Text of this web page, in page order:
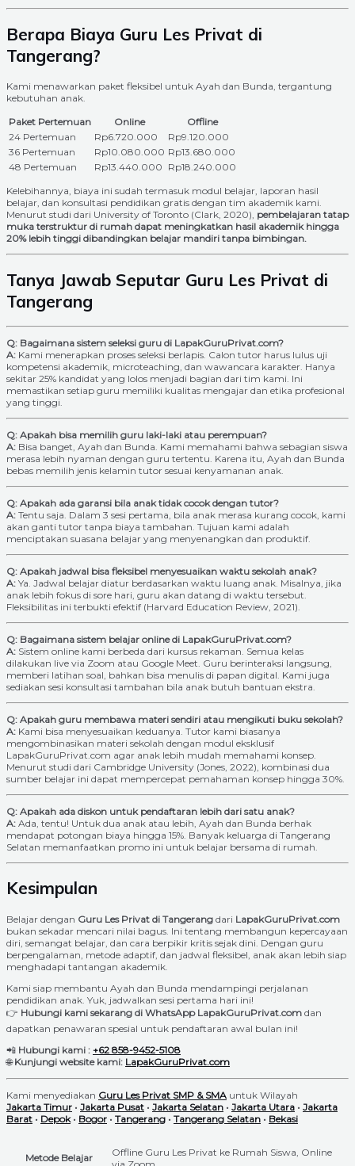
Berapa Biaya Guru Les Privat di
Tangerang?
Kami menawarkan paket fleksibel untuk Ayah dan Bunda, tergantung
kebutuhan anak.
Paket Pertemuan
Online
Offline
24 Pertemuan
Rp6.720.000
Rp9.120.000
36 Pertemuan
Rp10.080.000 Rp13.680.000
48 Pertemuan
Rp13.440.000 Rp18.240.000
Kelebihannya, biaya ini sudah termasuk modul belajar, laporan hasil
belajar, dan konsultasi pendidikan gratis dengan tim akademik kami.
Menurut studi dari University of Toronto (Clark, 2020), pembelajaran tatap
muka terstruktur di rumah dapat meningkatkan hasil akademik hingga
20% lebih tinggi dibandingkan belajar mandiri tanpa bimbingan.
Tanya Jawab Seputar Guru Les Privat di
Tangerang
Q: Bagaimana sistem seleksi guru di LapakGuruPrivat.com?
A: Kami menerapkan proses seleksi berlapis. Calon tutor harus lulus uji
kompetensi akademik, microteaching, dan wawancara karakter. Hanya
sekitar 25% kandidat yang lolos menjadi bagian dari tim kami. Ini
memastikan setiap guru memiliki kualitas mengajar dan etika profesional
yang tinggi.
Q: Apakah bisa memilih guru laki-laki atau perempuan?
A: Bisa banget, Ayah dan Bunda. Kami memahami bahwa sebagian siswa
merasa lebih nyaman dengan guru tertentu. Karena itu, Ayah dan Bunda
bebas memilih jenis kelamin tutor sesuai kenyamanan anak.
Q: Apakah ada garansi bila anak tidak cocok dengan tutor?
A: Tentu saja. Dalam 3 sesi pertama, bila anak merasa kurang cocok, kami
akan ganti tutor tanpa biaya tambahan. Tujuan kami adalah
menciptakan suasana belajar yang menyenangkan dan produktif.
Q: Apakah jadwal bisa fleksibel menyesuaikan waktu sekolah anak?
A: Ya. Jadwal belajar diatur berdasarkan waktu luang anak. Misalnya, jika
anak lebih fokus di sore hari, guru akan datang di waktu tersebut.
Fleksibilitas ini terbukti efektif (Harvard Education Review, 2021).
Q: Bagaimana sistem belajar online di LapakGuruPrivat.com?
A: Sistem online kami berbeda dari kursus rekaman. Semua kelas
dilakukan live via Zoom atau Google Meet. Guru berinteraksi langsung,
memberi latihan soal, bahkan bisa menulis di papan digital. Kami juga
sediakan sesi konsultasi tambahan bila anak butuh bantuan ekstra.
Q: Apakah guru membawa materi sendiri atau mengikuti buku sekolah?
A: Kami bisa menyesuaikan keduanya. Tutor kami biasanya
mengombinasikan materi sekolah dengan modul eksklusif
LapakGuruPrivat.com agar anak lebih mudah memahami konsep.
Menurut studi dari Cambridge University (Jones, 2022), kombinasi dua
sumber belajar ini dapat mempercepat pemahaman konsep hingga 30%.
Q: Apakah ada diskon untuk pendaftaran lebih dari satu anak?
A: Ada, tentu! Untuk dua anak atau lebih, Ayah dan Bunda berhak
mendapat potongan biaya hingga 15%. Banyak keluarga di Tangerang
Selatan memanfaatkan promo ini untuk belajar bersama di rumah.
Kesimpulan
Belajar dengan Guru Les Privat di Tangerang dari LapakGuruPrivat.com
bukan sekadar mencari nilai bagus. Ini tentang membangun kepercayaan
diri, semangat belajar, dan cara berpikir kritis sejak dini. Dengan guru
berpengalaman, metode adaptif, dan jadwal fleksibel, anak akan lebih siap
menghadapi tantangan akademik.
Kami siap membantu Ayah dan Bunda mendampingi perjalanan
pendidikan anak. Yuk, jadwalkan sesi pertama hari ini!
👉 Hubungi kami sekarang di WhatsApp LapakGuruPrivat.com dan
dapatkan penawaran spesial untuk pendaftaran awal bulan ini!
📲 Hubungi kami : +62 858-9452-5108
🌐Kunjungi website kami: LapakGuruPrivat.com
Kami menyediakan Guru Les Privat SMP & SMA untuk Wilayah
Jakarta Timur • Jakarta Pusat • Jakarta Selatan • Jakarta Utara • Jakarta
Barat • Depok• Bogor • Tangerang • Tangerang Selatan • Bekasi
Metode Belajar
Offline Guru Les Privat ke Rumah Siswa, Online